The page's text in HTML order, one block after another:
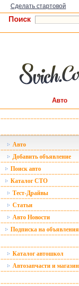
Сделать стартовой
Поиск
Авто
Авто
Добавить объявление
Поиск авто
Каталог СТО
Тест-Драйвы
Статьи
Авто Новости
Подписка на объявления
Каталог автошкол
Автозапчасти и